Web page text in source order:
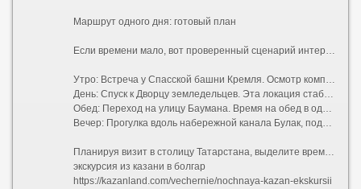
Маршрут одного дня: готовый план
Если времени мало, вот проверенный сценарий интересной пешей экскурсии:
Утро: Встреча у Спасской башни Кремля. Осмотр комплекса изнутри (мечеть Кул-Шариф, пушечный двор).
День: Спуск к Дворцу земледельцев. Эта локация стабильно попадает в подборки «казань что посмотреть экскурсии» благодаря своей монументальной архитектуре, напоминающей Хофбург в Вене.
Обед: Переход на улицу Баумана. Время на обед в одном из национальных кафе.
Вечер: Прогулка вдоль набережной канала Булак, подъем на смотровую площадку центра семьи «Казан» (в форме гигантского котла) и завершение дня в Старо-Татарской слободе с чашкой травяного чая.
Планируя визит в столицу Татарстана, выделите время на изучение не только парадных фасадов, но и тихих дворов. Именно там скрывается настоящая душа города, которую так любят показывать местные краеведы. Забронируйте свой идеальный маршрут, чтобы поездка оставила только теплые воспоминания.
экскурсия из казани в болгар
https://kazanland.com/vechernie/nochnaya-kazan-ekskursii